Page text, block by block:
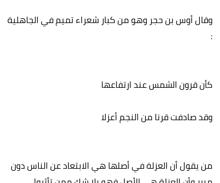
وقال أوس بن حجر وهو من كبار شعراء تميم في الجاهلية
:
كأن قرون الشمس عند ارتفاعها
وقد صادفت قرنا من النجم أعزلا
من يقول أن العزلة في أصلها هي الابتعاد عن الناس دون